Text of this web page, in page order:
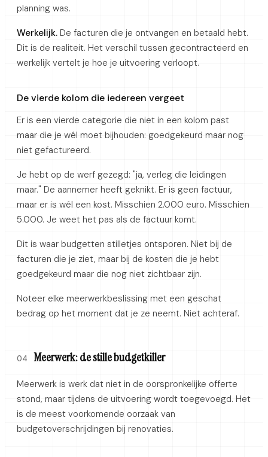
planning was.
Werkelijk. De facturen die je ontvangen en betaald hebt.
Dit is de realiteit. Het verschil tussen gecontracteerd en
werkelijk vertelt je hoe je uitvoering verloopt.
De vierde kolom die iedereen vergeet
Er is een vierde categorie die niet in een kolom past
maar die je wél moet bijhouden: goedgekeurd maar nog
niet gefactureerd.
Je hebt op de werf gezegd: "ja, verleg die leidingen
maar." De aannemer heeft geknikt. Er is geen factuur,
maar er is wél een kost. Misschien 2.000 euro. Misschien
5.000. Je weet het pas als de factuur komt.
Dit is waar budgetten stilletjes ontsporen. Niet bij de
facturen die je ziet, maar bij de kosten die je hebt
goedgekeurd maar die nog niet zichtbaar zijn.
Noteer elke meerwerkbeslissing met een geschat
bedrag op het moment dat je ze neemt. Niet achteraf.
04 Meerwerk: de stille budgetkiller
Meerwerk is werk dat niet in de oorspronkelijke offerte
stond, maar tijdens de uitvoering wordt toegevoegd. Het
is de meest voorkomende oorzaak van
budgetoverschrijdingen bij renovaties.